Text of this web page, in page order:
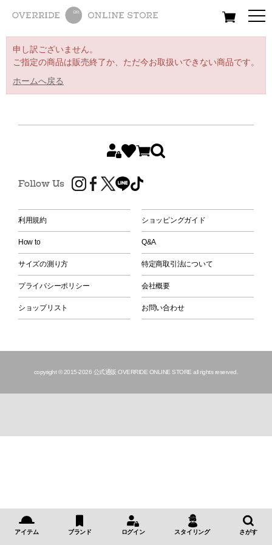
All Women Men
申し訳ございません。
ご指定の商品は販売終了か、ただ今お取扱いできない商品です。
ホームへ戻る
Follow Us
利用規約 ショッピングガイド
How to Q&A
サイズの測り方 特定商取引法について
プライバシーポリシー 会社概要
ショップリスト お問い合わせ
copyright © 2015-2026 公式通販 OVERRIDE ONLINE STORE all rights reserved.
アイテム ブランド ログイン スタイリング さがす